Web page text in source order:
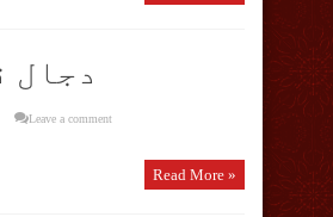
دجال
Leave a comment
Read More »